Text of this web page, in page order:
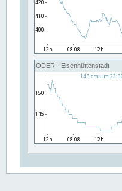
ODER - Eisenhüttenstadt